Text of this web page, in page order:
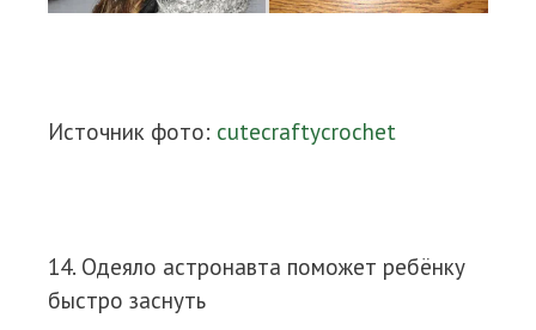
Источник фото: cutecraftycrochet
14. Одеяло астронавта поможет ребёнку
быстро заснуть